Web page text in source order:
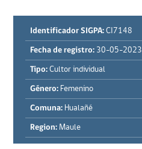
Identificador SIGPA: CI7148
Fecha de registro: 30-05-2023
Tipo: Cultor individual
Género: Femenino
Comuna: Hualañé
Region: Maule